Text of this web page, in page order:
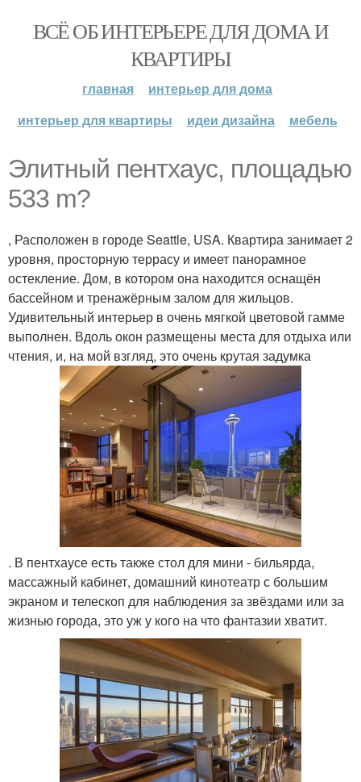
ВСЁ ОБ ИНТЕРЬЕРЕ ДЛЯ ДОМА И
КВАРТИРЫ
главная
интерьер для дома
интерьер для квартиры
идеи дизайна мебель
Элитный пентхаус, площадью
533 m?
, Расположен в городе Seattle, USA. Квартира занимает 2
уровня, просторную террасу и имеет панорамное
остекление. Дом, в котором она находится оснащён
бассейном и тренажёрным залом для жильцов.
Удивительный интерьер в очень мягкой цветовой гамме
выполнен. Вдоль окон размещены места для отдыха или
чтения, и, на мой взгляд, это очень крутая задумка
. В пентхаусе есть также стол для мини - бильярда,
массажный кабинет, домашний кинотеатр с большим
экраном и телескоп для наблюдения за звёздами или за
жизнью города, это уж у кого на что фантазии хватит.